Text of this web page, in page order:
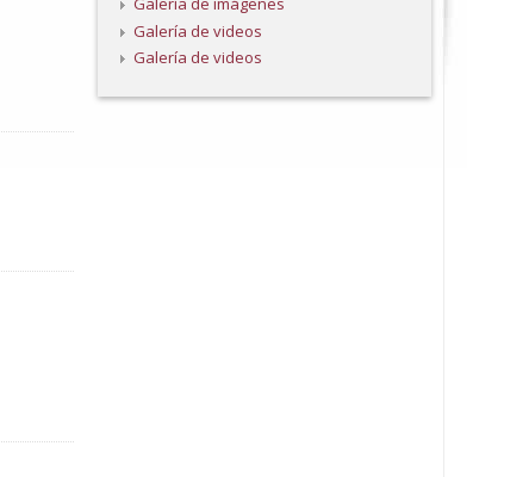
Galería de videos
Galería de videos